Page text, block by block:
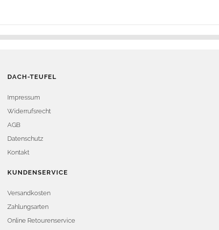
DACH-TEUFEL
Impressum
Widerrufsrecht
AGB
Datenschutz
Kontakt
KUNDENSERVICE
Versandkosten
Zahlungsarten
Online Retourenservice